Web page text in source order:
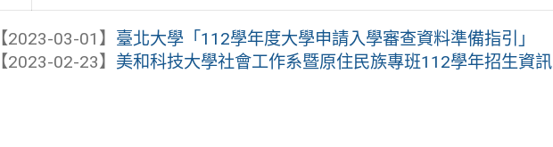
【2023-03-01】 臺北大學「112學年度大學申請入學審查資料準備指引」
【2023-02-23】 美和科技大學社會工作系暨原住民族專班112學年招生資訊